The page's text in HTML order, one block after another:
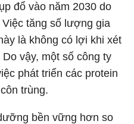
đổ vào năm 2030 do
tăng số lượng gia
là không có lợi khi xét
vậy, một số công ty
phát triển các protein
trùng.
bền vững hơn so